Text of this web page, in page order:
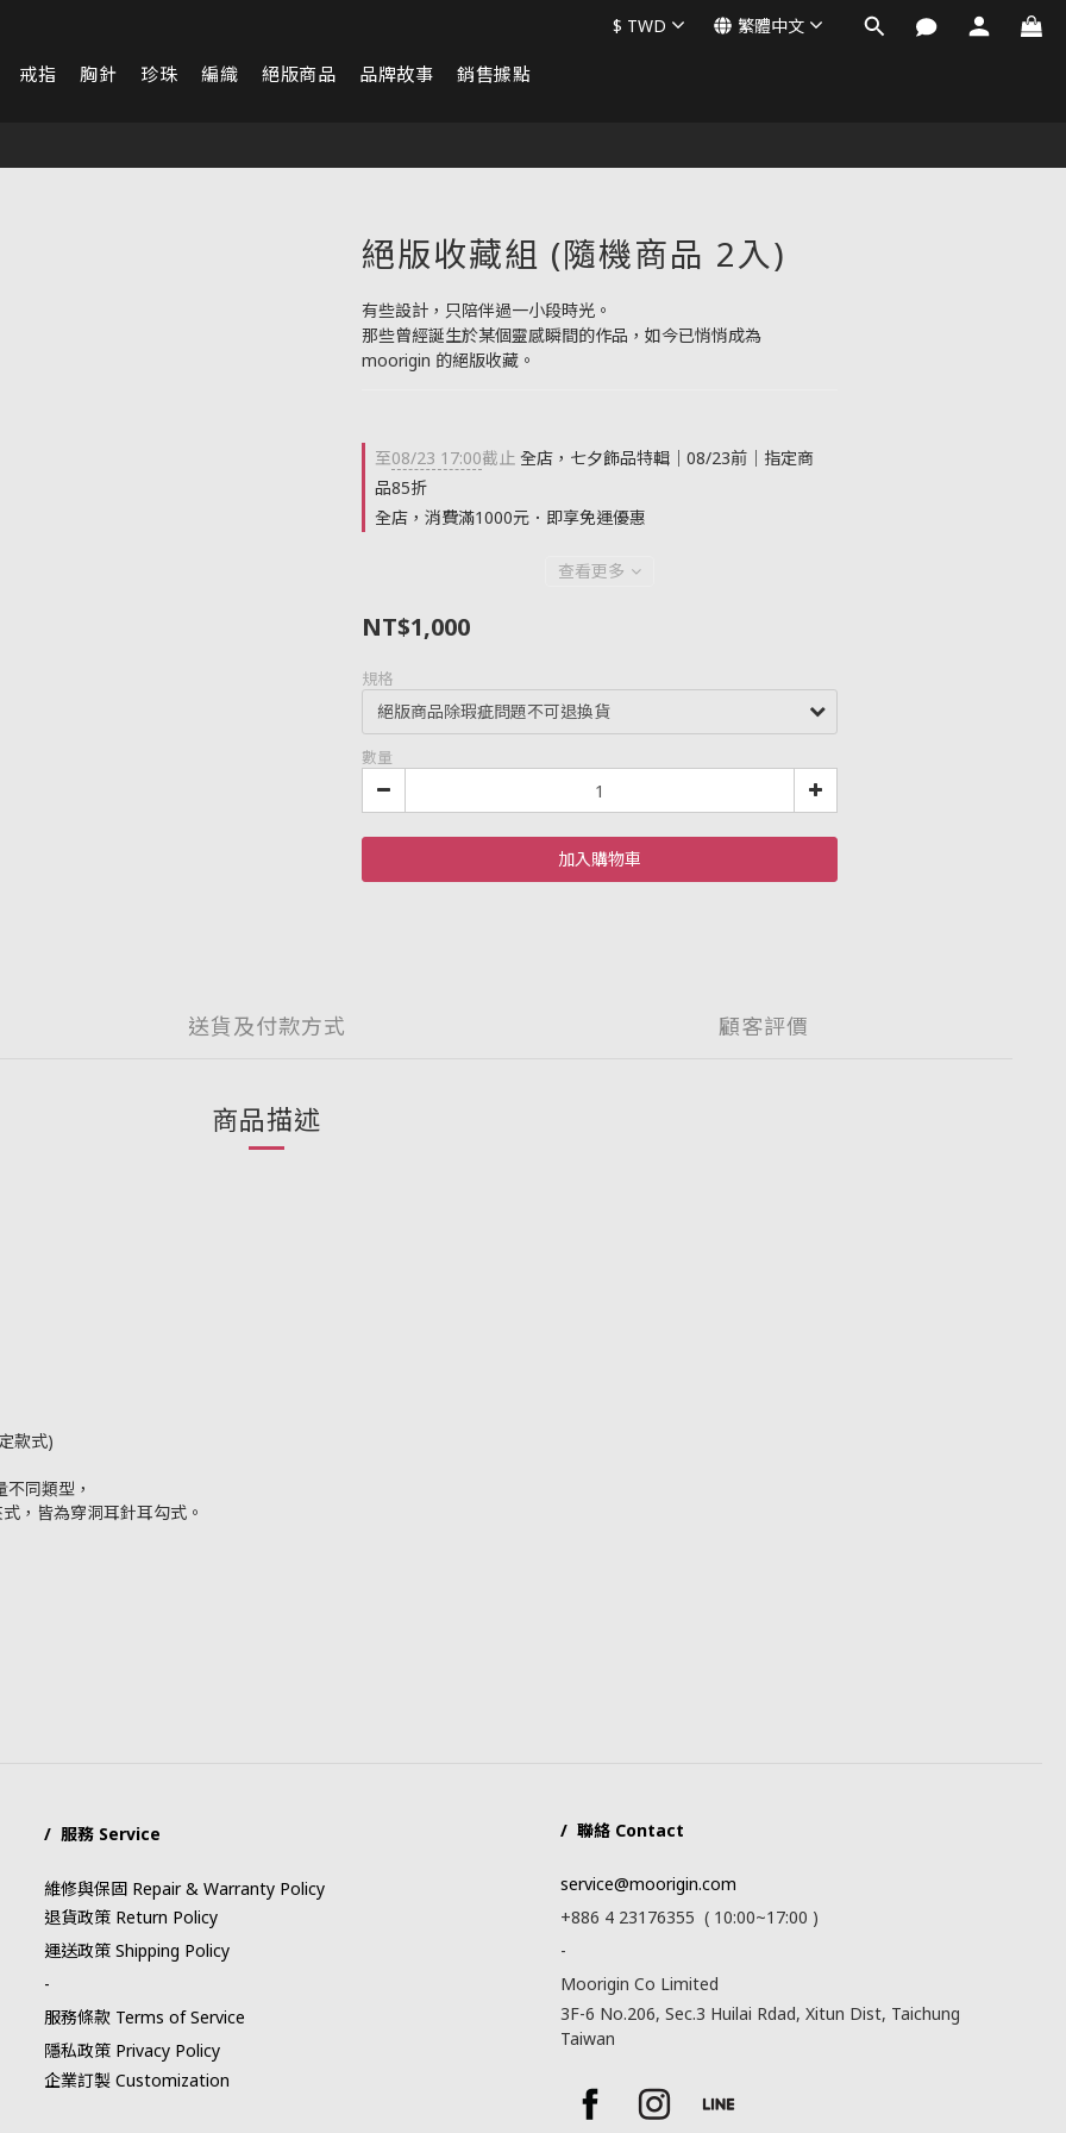
戒指 胸針 珍珠 編織 絕版商品 品牌故事 銷售據點
$ TWD 繁體中文
絕版收藏組 (隨機商品 2入)
有些設計，只陪伴過一小段時光。
那些曾經誕生於某個靈感瞬間的作品，如今已悄悄成為
moorigin 的絕版收藏。
至08/23 17:00截止全店，七夕飾品特輯｜08/23前｜指定商
品85折
全店，消費滿1000元．即享免運優惠
查看更多
NT$1,000
規格
數量
加入購物車
送貨及付款方式 顧客評價
商品描述
款式)
同類型，
，皆為穿洞耳針耳勾式。
/ 服務 Service
維修與保固 Repair & Warranty Policy
退貨政策 Return Policy
運送政策 Shipping Policy
-
服務條款 Terms of Service
隱私政策 Privacy Policy
企業訂製 Customization
/ 聯絡 Contact
service@moorigin.com
+886 4 23176355 ( 10:00~17:00 )
-
Moorigin Co Limited
3F-6 No.206, Sec.3 Huilai Rdad, Xitun Dist, Taichung
Taiwan